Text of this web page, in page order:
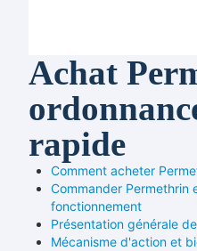
Achat
rapide
Comment acheter
Commander Permethrin
fonctionnement
Présentation générale
Mécanisme d'action et